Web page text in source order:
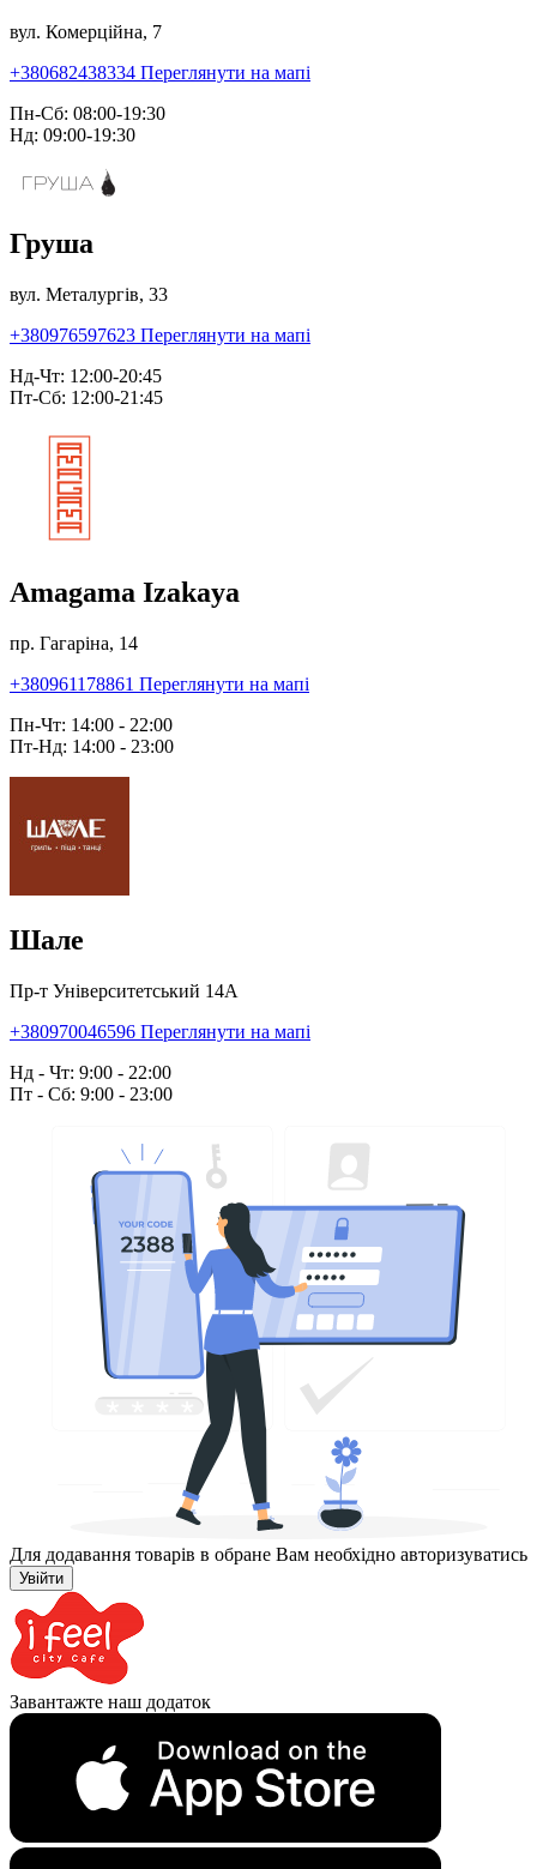
вул. Комерційна, 7
+380682438334 Переглянути на мапі
Пн-Сб: 08:00-19:30
Нд: 09:00-19:30
Груша
вул. Металургів, 33
+380976597623 Переглянути на мапі
Нд-Чт: 12:00-20:45
Пт-Сб: 12:00-21:45
Amagama Izakaya
пр. Гагаріна, 14
+380961178861 Переглянути на мапі
Пн-Чт: 14:00 - 22:00
Пт-Нд: 14:00 - 23:00
Шале
Пр-т Університетський 14А
+380970046596 Переглянути на мапі
Нд - Чт: 9:00 - 22:00
Пт - Сб: 9:00 - 23:00
Для додавання товарів в обране Вам необхідно авторизуватись
Увійти
Завантажте наш додаток